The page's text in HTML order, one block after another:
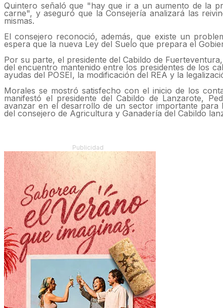
Quintero señaló que "hay que ir a un aumento de la
carne", y aseguró que la Consejería analizará las
mismas.
El consejero reconoció, además, que existe un
espera que la nueva Ley del Suelo que prepara el
Por su parte, el presidente del Cabildo de
del encuentro mantenido entre los presidentes de los
ayudas del POSEI, la modificación del REA y la
Morales se mostró satisfecho con el inicio de los
manifestó el presidente del Cabildo de Lanzarote,
avanzar en el desarrollo de un sector importante
del consejero de Agricultura y Ganadería del Cabildo
Publicidad